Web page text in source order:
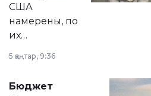
США
намерены, по
их
принести
народу
5 қаңтар, 9:36
Бюджет